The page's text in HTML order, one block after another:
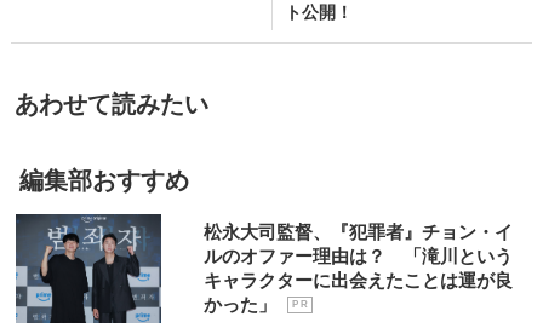
ト公開！
あわせて読みたい
編集部おすすめ
松永大司監督、『犯罪者』チョン・イ
ルのオファー理由は？ 「滝川という
キャラクターに出会えたことは運が良
かった」
P R